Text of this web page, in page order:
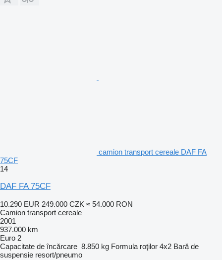
camion transport cereale DAF FA
75CF
14
DAF FA 75CF
10.290 EUR 249.000 CZK ≈ 54.000 RON
Camion transport cereale
2001
937.000 km
Euro 2
Capacitate de încărcare 8.850 kg Formula roţilor 4x2 Bară de
suspensie resort/pneumo